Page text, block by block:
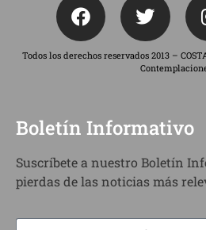
Todos los derechos reservados 2013 –
Boletín Informativo
Suscríbete a nuestro Boletín
pierdas de las noticias más